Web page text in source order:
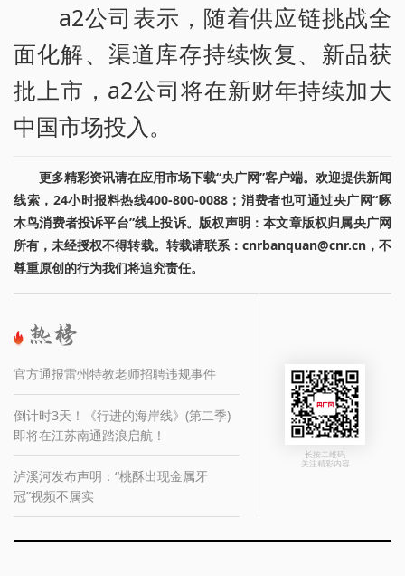
a2公司表示，随着供应链挑战全
面化解、渠道库存持续恢复、新品获
批上市，a2公司将在新财年持续加大
中国市场投入。
更多精彩资讯请在应用市场下载“央广网”客户端。欢迎提供新闻
线索，24小时报料热线400-800-0088；消费者也可通过央广网“啄
木鸟消费者投诉平台”线上投诉。版权声明：本文章版权归属央广网
所有，未经授权不得转载。转载请联系：cnrbanquan@cnr.cn，不
尊重原创的行为我们将追究责任。
官方通报雷州特教老师招聘违规事件
倒计时3天！《行进的海岸线》(第二季)
即将在江苏南通踏浪启航！
泸溪河发布声明：“桃酥出现金属牙
冠”视频不属实
长按二维码
关注精彩内容